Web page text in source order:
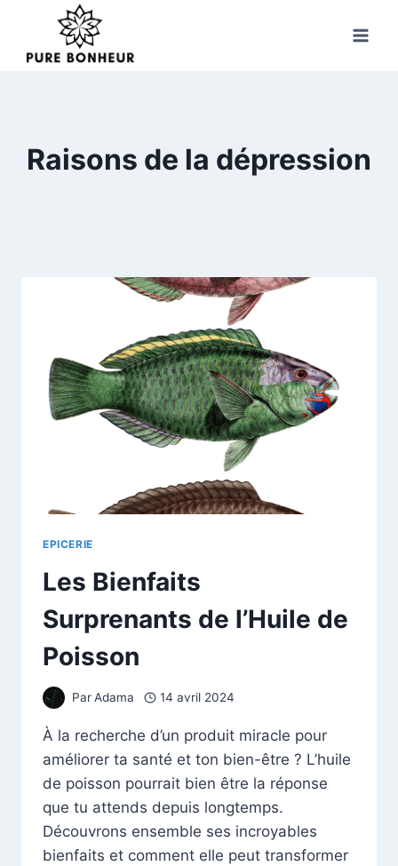
content
Raisons de la dépression
EPICERIE
Les Bienfaits
Surprenants de l’Huile de
Poisson
ParAdama 14 avril 2024
À la recherche d’un produit miracle pour
améliorer ta santé et ton bien-être ? L’huile
de poisson pourrait bien être la réponse
que tu attends depuis longtemps.
Découvrons ensemble ses incroyables
bienfaits et comment elle peut transformer